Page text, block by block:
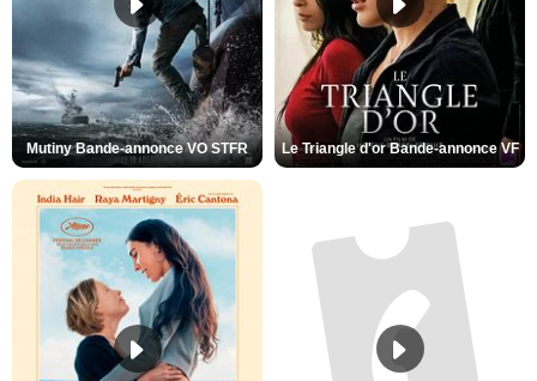
Mutiny Bande-annonce VO STFR Le Triangle d'or Bande-annonce VF